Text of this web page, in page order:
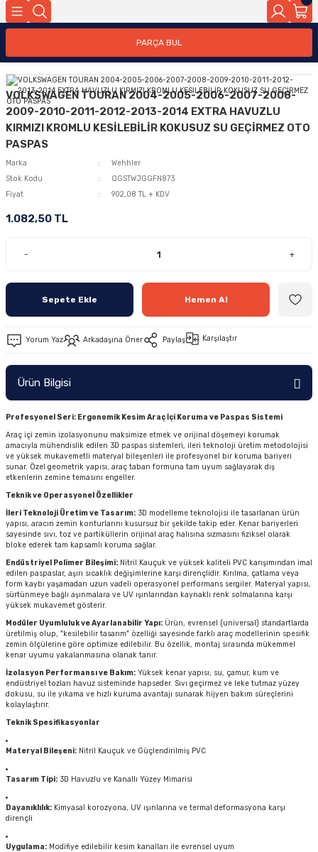
PARÇA BUL
VOLKSWAGEN TOURAN 2004-2005-2006-2007-2008-
2009-2010-2011-2012-2013-2014 EXTRA HAVUZLU
KIRMIZI KROMLU KESİLEBİLİR KOKUSUZ SU GEÇİRMEZ OTO
PASPAS
Marka
Wehhler
Stok Kodu
QGSTWJGGFN873
Fiyat
902,08 TL + KDV
1.082,50 TL
- +
Sepete Ekle Hemen Al
Yorum Yaz Arkadaşına Öner Paylaş Karşılaştır
Ürün Bilgisi
Profesyonel Seri: Ergonomik Kesim Araç İçi Koruma ve Paspas Sistemi
Araç içi zemin izolasyonunu maksimize etmek ve orijinal döşemeyi korumak
amacıyla mühendislik edilen 3D paspas sistemleri, ileri teknoloji üretim metodolojisi
ve yüksek mukavemetli materyal bileşenleri ile profesyonel bir koruma bariyeri
sunar. Özel geometrik yapısı, araç taban formuna tam uyum sağlayarak dış
etkenlerin zemine temasını engeller.
Teknik ve Operasyonel Özellikler
İleri Teknoloji Üretim ve Tasarım: 3D modelleme teknolojisi ile tasarlanan ürün
yapısı, aracın zemin konturlarını kusursuz bir şekilde takip eder. Kenar bariyerleri
sayesinde sıvı, toz ve partiküllerin orijinal araç halısına sızmasını fiziksel olarak
bloke ederek tam kapsamlı koruma sağlar.
Endüstriyel Polimer Bileşimi: Nitril Kauçuk ve yüksek kaliteli PVC karışımından imal
edilen paspaslar, aşırı sıcaklık değişimlerine karşı dirençlidir. Kırılma, çatlama veya
form kaybı yaşamadan uzun vadeli operasyonel performans sergiler. Materyal yapısı,
sürtünmeye bağlı aşınmalara ve UV ışınlarından kaynaklı renk solmalarına karşı
yüksek mukavemet gösterir.
Modüler Uyumluluk ve Ayarlanabilir Yapı: Ürün, evrensel (universal) standartlarda
üretilmiş olup, "kesilebilir tasarım" özelliği sayesinde farklı araç modellerinin spesifik
zemin ölçülerine göre optimize edilebilir. Bu özellik, montaj sırasında mükemmel
kenar uyumu yakalanmasına olanak tanır.
İzolasyon Performansı ve Bakım: Yüksek kenar yapısı; su, çamur, kum ve
endüstriyel tozları havuz sisteminde hapseder. Sıvı geçirmez ve leke tutmaz yüzey
dokusu, su ile yıkama ve hızlı kuruma avantajı sunarak hijyen bakım süreçlerini
kolaylaştırır.
Teknik Spesifikasyonlar
Materyal Bileşeni: Nitril Kauçuk ve Güçlendirilmiş PVC
Tasarım Tipi: 3D Havuzlu ve Kanallı Yüzey Mimarisi
Dayanıklılık: Kimyasal korozyona, UV ışınlarına ve termal deformasyona karşı
dirençli
Uygulama: Modifiye edilebilir kesim kanalları ile evrensel uyum